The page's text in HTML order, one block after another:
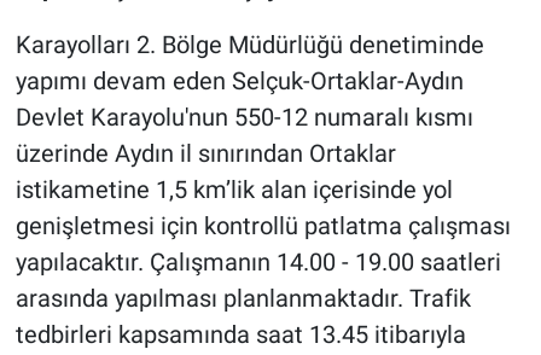
Karayolları 2. Bölge Müdürlüğü denetiminde
yapımı devam eden Selçuk-Ortaklar-Aydın
Devlet Karayolu'nun 550-12 numaralı kısmı
üzerinde Aydın il sınırından Ortaklar
istikametine 1,5 km’lik alan içerisinde yol
genişletmesi için kontrollü patlatma çalışması
yapılacaktır. Çalışmanın 14.00 - 19.00 saatleri
arasında yapılması planlanmaktadır. Trafik
tedbirleri kapsamında saat 13.45 itibarıyla